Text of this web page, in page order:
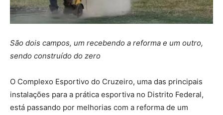
São dois campos, um recebendo a reforma e um outro,
sendo construído do zero
O Complexo Esportivo do Cruzeiro, uma das principais
instalações para a prática esportiva no Distrito Federal,
está passando por melhorias com a reforma de um